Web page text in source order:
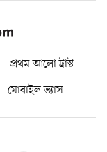
প্রথম আলো ট্রাস্ট
মোবাইল ভ্যাস